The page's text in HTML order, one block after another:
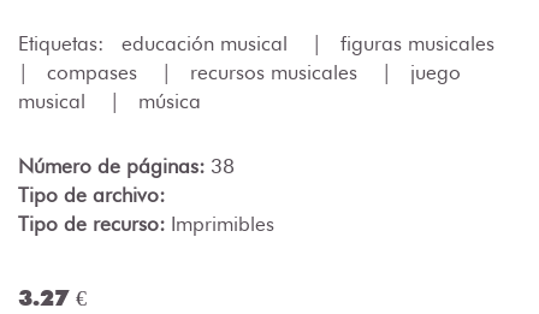
Etiquetas: educación musical |
figuras musicales
|
compases | recursos musicales |
juego
musical
| música
Número de páginas: 38
Tipo de archivo:
Tipo de recurso: Imprimibles
3.27 €